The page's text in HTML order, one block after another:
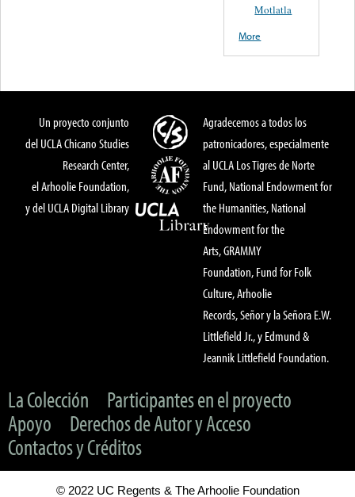
Motlatla
More
Un proyecto conjunto
del UCLA Chicano Studies
Research Center,
el Arhoolie Foundation,
y del UCLA Digital Library
Agradecemos a todos los
patronicadores, especialmente
al UCLA Los Tigres de Norte
Fund, National Endowment for
the Humanities, National
Endowment for the
Arts, GRAMMY
Foundation, Fund for Folk
Culture, Arhoolie
Records, Señor y la Señora E.W.
Littlefield Jr., y Edmund &
Jeannik Littlefield Foundation.
La Colección
Participantes en el proyecto
Apoyo
Derechos de Autor y Acceso
Contactos y Créditos
© 2022 UC Regents & The Arhoolie Foundation